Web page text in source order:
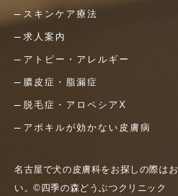
スキンケア療法
求人案内
アトピー・アレルギー
膿皮症・脂漏症
脱毛症・アロペシアX
アポキルが効かない皮膚病
名古屋で犬の皮膚科をお探しの際は
い。©四季の森どうぶつクリニック